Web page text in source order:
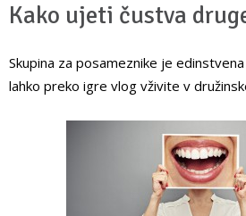
Kako ujeti čustva
Skupina za posameznike je
lahko preko igre vlog vživite v